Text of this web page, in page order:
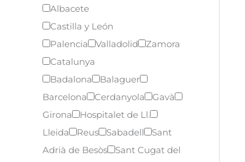
Albacete
Castilla y León
Palencia
Valladolid
Zamora
Catalunya
Badalona
Balaguer
Barcelona
Cerdanyola
Gavà
Girona
Hospitalet de Ll.
Lleida
Reus Sabadell
Sant
Adrià de Besòs
Sant Cugat del